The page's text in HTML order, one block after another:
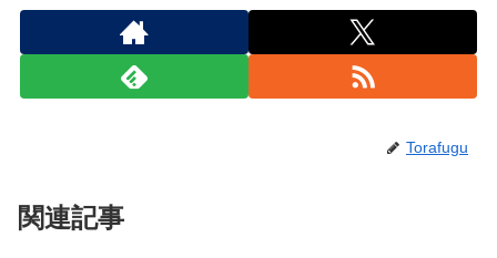
Torafugu
関連記事